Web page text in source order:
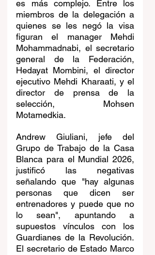
es más complejo. Entre los
miembros de la delegación a
quienes se les negó la visa
figuran el manager Mehdi
Mohammadnabi, el secretario
general de la Federación,
Hedayat Mombini, el director
ejecutivo Mehdi Kharaati, y el
director de prensa de la
selección, Mohsen
Motamedkia.
Andrew Giuliani, jefe del
Grupo de Trabajo de la Casa
Blanca para el Mundial 2026,
justificó las negativas
señalando que "hay algunas
personas que dicen ser
entrenadores y puede que no
lo sean", apuntando a
supuestos vínculos con los
Guardianes de la Revolución.
El secretario de Estado Marco